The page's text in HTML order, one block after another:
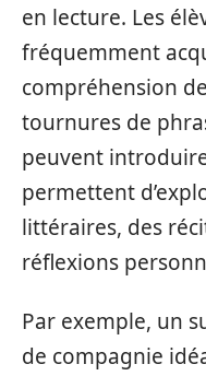
en lecture. Les
fréquemment
compréhension
tournures de
peuvent
permettent
littéraires, des
réflexions
Par exemple, un
de compagnie